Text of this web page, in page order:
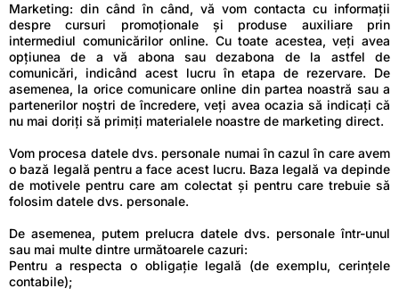
Marketing: din când în când, vă vom contacta cu informații
despre cursuri promoționale și produse auxiliare prin
intermediul comunicărilor online. Cu toate acestea, veți avea
opțiunea de a vă abona sau dezabona de la astfel de
comunicări, indicând acest lucru în etapa de rezervare. De
asemenea, la orice comunicare online din partea noastră sau a
partenerilor noștri de încredere, veți avea ocazia să indicați că
nu mai doriți să primiți materialele noastre de marketing direct.
Vom procesa datele dvs. personale numai în cazul în care avem
o bază legală pentru a face acest lucru. Baza legală va depinde
de motivele pentru care am colectat și pentru care trebuie să
folosim datele dvs. personale.
De asemenea, putem prelucra datele dvs. personale într-unul
sau mai multe dintre următoarele cazuri:
Pentru a respecta o obligație legală (de exemplu, cerințele
contabile);